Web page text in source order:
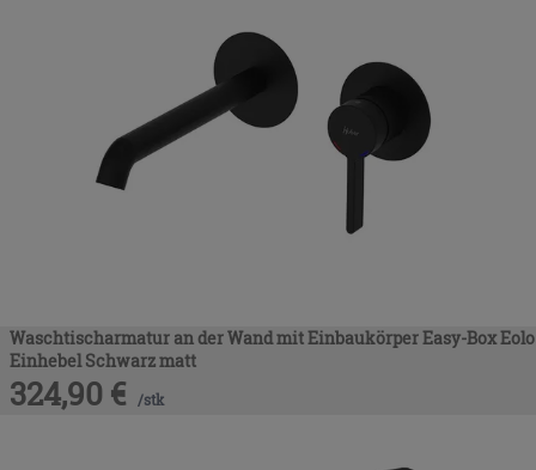
Waschtischarmatur an der Wand mit Einbaukörper Easy-Box Eolo
Einhebel Schwarz matt
324,90 € /stk